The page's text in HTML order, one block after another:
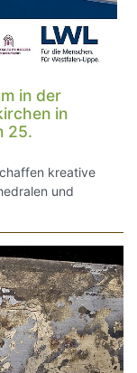
in der
in
25.
kreative
und